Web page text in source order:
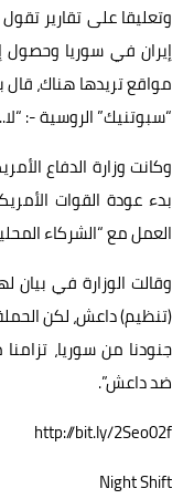
وتعليقا على تقارير
إيران في سوريا
مواقع تريدها هناك،
“سبوتنيك” الروسية -:
وكانت وزارة الدفاع
بدء عودة القوات
العمل مع “الشركاء
وقالت الوزارة في بيان
(تنظيم) داعش، لكن
جنودنا من سوريا،
ضد داعش”.
http://bit.ly/2Seo02f
Night Shift